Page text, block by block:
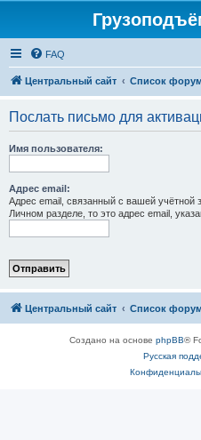
FAQ
Центральный сайт Список
Послать письмо для
Имя пользователя:
Адрес email:
Адрес email, связанный с вашей учётной
Личном разделе, то это адрес email,
Центральный сайт Список
Создано на основе phpBB®
Русская